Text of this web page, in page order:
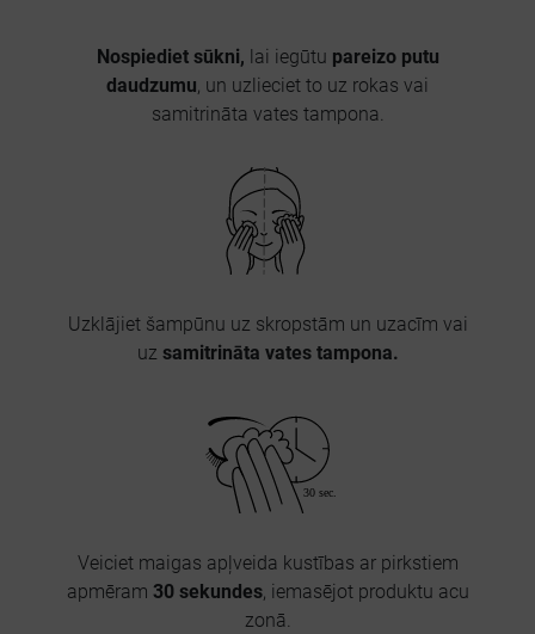
Nospiediet sūkni, lai iegūtu pareizo putu
daudzumu, un uzlieciet to uz rokas vai
samitrināta vates tampona.
Uzklājiet šampūnu uz skropstām un uzacīm vai
uz samitrināta vates tampona.
Veiciet maigas apļveida kustības ar pirkstiem
apmēram 30 sekundes, iemasējot produktu acu
zonā.